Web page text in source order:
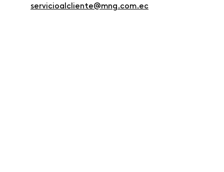
servicioalcliente@mng.com.ec